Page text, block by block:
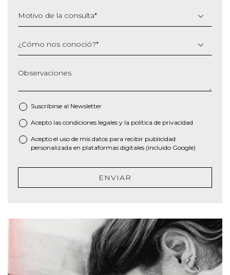
Motivo de la consulta*
¿Cómo nos conoció?*
Observaciones
Suscribirse al Newsletter
* Acepto las condiciones legales y la política de privacidad
Acepto el uso de mis datos para recibir publicidad
personalizada en plataformas digitales (incluido Google)
ENVIAR